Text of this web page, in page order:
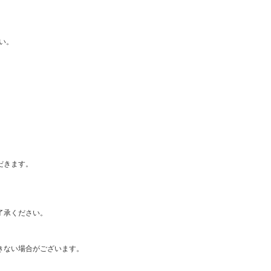
。
ます。
ください。
い場合がございます。